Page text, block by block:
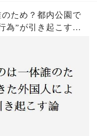
ため？都内公園で
為”が引き起こす論